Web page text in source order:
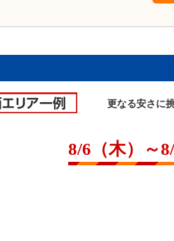
更なる安さに
8/6（木）～